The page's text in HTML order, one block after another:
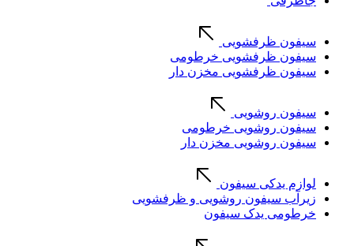
سیفون ظرفشویی
سیفون ظرفشویی خرطومی
سیفون ظرفشویی مخزن دار
سیفون روشویی
سیفون روشویی خرطومی
سیفون روشویی مخزن دار
لوازم یدکی سیفون
زیرآب سیفون روشویی و ظرفشویی
خرطومی یدک سیفون